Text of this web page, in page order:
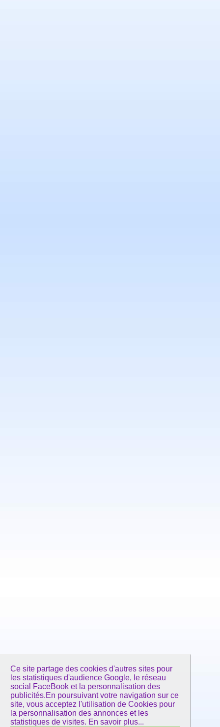
Ce site partage des cookies d'autres sites pour
les statistiques d'audience Google, le réseau
social FaceBook et la personnalisation des
publicités.En poursuivant votre navigation sur ce
site, vous acceptez l'utilisation de Cookies pour
la personnalisation des annonces et les
statistiques de visites. En savoir plus...